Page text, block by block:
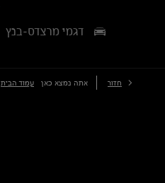
דגמי מרצדס-בנץ
חזור אתה נמצא כאן עמוד הבית